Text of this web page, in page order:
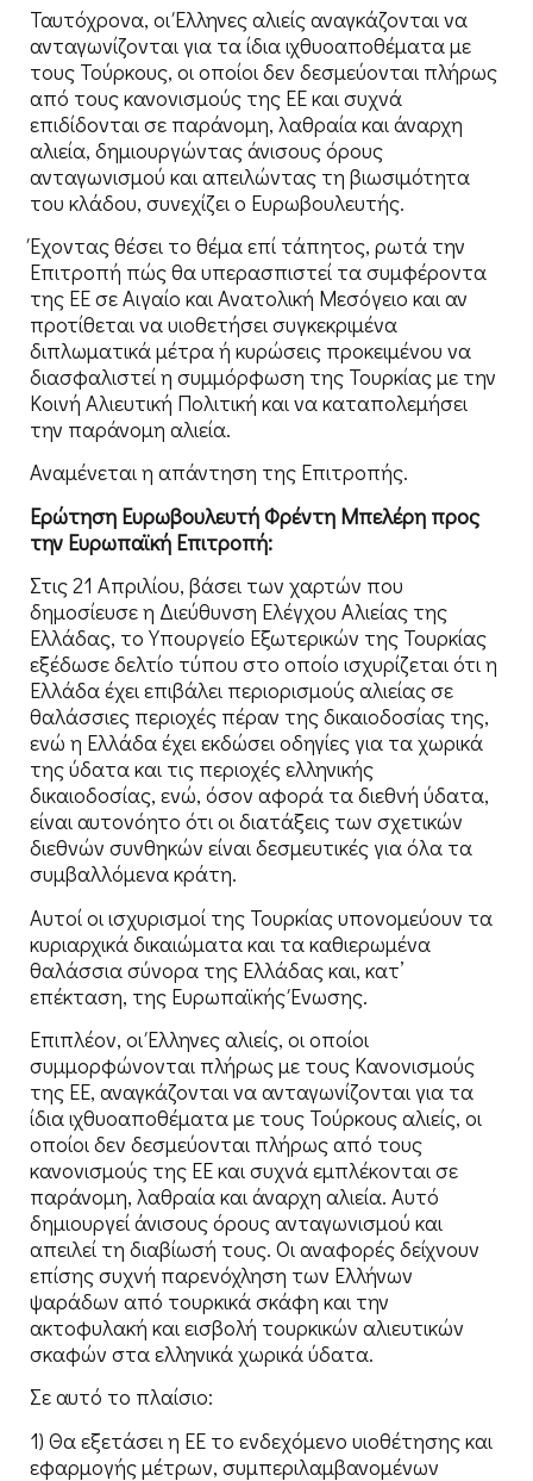
Ταυτόχρονα, οι Έλληνες αλιείς αναγκάζονται να
ανταγωνίζονται για τα ίδια ιχθυοαποθέματα με
τους Τούρκους, οι οποίοι δεν δεσμεύονται πλήρως
από τους κανονισμούς της ΕΕ και συχνά
επιδίδονται σε παράνομη, λαθραία και άναρχη
αλιεία, δημιουργώντας άνισους όρους
ανταγωνισμού και απειλώντας τη βιωσιμότητα
του κλάδου, συνεχίζει ο Ευρωβουλευτής.
Έχοντας θέσει το θέμα επί τάπητος, ρωτά την
Επιτροπή πώς θα υπερασπιστεί τα συμφέροντα
της ΕΕ σε Αιγαίο και Ανατολική Μεσόγειο και αν
προτίθεται να υιοθετήσει συγκεκριμένα
διπλωματικά μέτρα ή κυρώσεις προκειμένου να
διασφαλιστεί η συμμόρφωση της Τουρκίας με την
Κοινή Αλιευτική Πολιτική και να καταπολεμήσει
την παράνομη αλιεία.
Αναμένεται η απάντηση της Επιτροπής.
Ερώτηση Ευρωβουλευτή Φρέντη Μπελέρη προς
την Ευρωπαϊκή Επιτροπή:
Στις 21 Απριλίου, βάσει των χαρτών που
δημοσίευσε η Διεύθυνση Ελέγχου Αλιείας της
Ελλάδας, το Υπουργείο Εξωτερικών της Τουρκίας
εξέδωσε δελτίο τύπου στο οποίο ισχυρίζεται ότι η
Ελλάδα έχει επιβάλει περιορισμούς αλιείας σε
θαλάσσιες περιοχές πέραν της δικαιοδοσίας της,
ενώ η Ελλάδα έχει εκδώσει οδηγίες για τα χωρικά
της ύδατα και τις περιοχές ελληνικής
δικαιοδοσίας, ενώ, όσον αφορά τα διεθνή ύδατα,
είναι αυτονόητο ότι οι διατάξεις των σχετικών
διεθνών συνθηκών είναι δεσμευτικές για όλα τα
συμβαλλόμενα κράτη.
Αυτοί οι ισχυρισμοί της Τουρκίας υπονομεύουν τα
κυριαρχικά δικαιώματα και τα καθιερωμένα
θαλάσσια σύνορα της Ελλάδας και, κατ’
επέκταση, της Ευρωπαϊκής Ένωσης.
Επιπλέον, οι Έλληνες αλιείς, οι οποίοι
συμμορφώνονται πλήρως με τους Κανονισμούς
της ΕΕ, αναγκάζονται να ανταγωνίζονται για τα
ίδια ιχθυοαποθέματα με τους Τούρκους αλιείς, οι
οποίοι δεν δεσμεύονται πλήρως από τους
κανονισμούς της ΕΕ και συχνά εμπλέκονται σε
παράνομη, λαθραία και άναρχη αλιεία. Αυτό
δημιουργεί άνισους όρους ανταγωνισμού και
απειλεί τη διαβίωσή τους. Οι αναφορές δείχνουν
επίσης συχνή παρενόχληση των Ελλήνων
ψαράδων από τουρκικά σκάφη και την
ακτοφυλακή και εισβολή τουρκικών αλιευτικών
σκαφών στα ελληνικά χωρικά ύδατα.
Σε αυτό το πλαίσιο:
1) Θα εξετάσει η ΕΕ το ενδεχόμενο υιοθέτησης και
εφαρμογής μέτρων, συμπεριλαμβανομένων